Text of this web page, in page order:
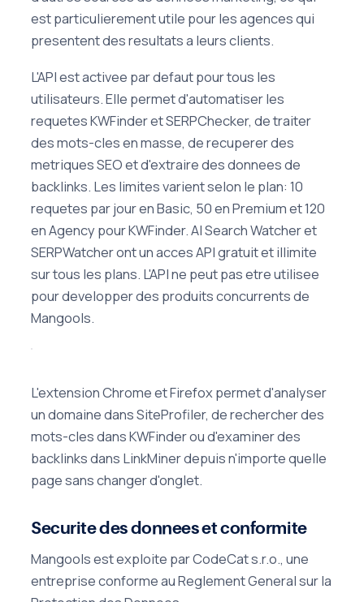
est particulierement utile pour les agences qui
presentent des resultats a leurs clients.
L'API est activee par defaut pour tous les
utilisateurs. Elle permet d'automatiser les
requetes KWFinder et SERPChecker, de traiter
des mots-cles en masse, de recuperer des
metriques SEO et d'extraire des donnees de
backlinks. Les limites varient selon le plan: 10
requetes par jour en Basic, 50 en Premium et 120
en Agency pour KWFinder. AI Search Watcher et
SERPWatcher ont un acces API gratuit et illimite
sur tous les plans. L'API ne peut pas etre utilisee
pour developper des produits concurrents de
Mangools.
L'extension Chrome et Firefox permet d'analyser
un domaine dans SiteProfiler, de rechercher des
mots-cles dans KWFinder ou d'examiner des
backlinks dans LinkMiner depuis n'importe quelle
page sans changer d'onglet.
Securite des donnees et conformite
Mangools est exploite par CodeCat s.r.o., une
entreprise conforme au Reglement General sur la